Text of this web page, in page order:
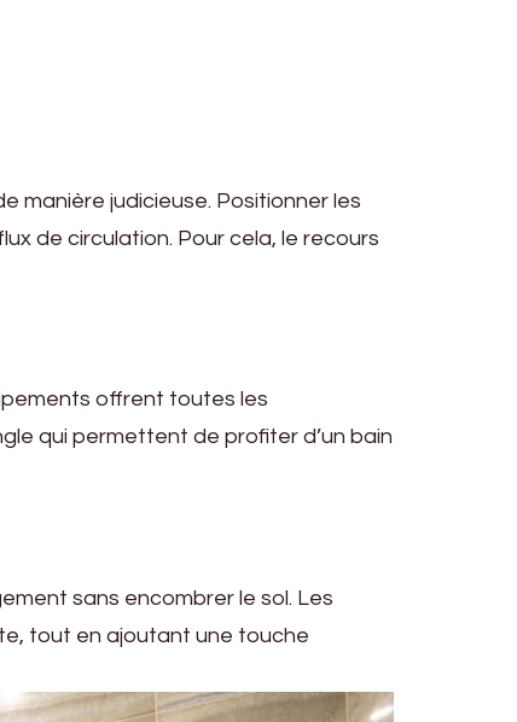
manière judicieuse. Positionner les
de circulation. Pour cela, le recours
offrent toutes les
qui permettent de profiter d’un bain
sans encombrer le sol. Les
tout en ajoutant une touche